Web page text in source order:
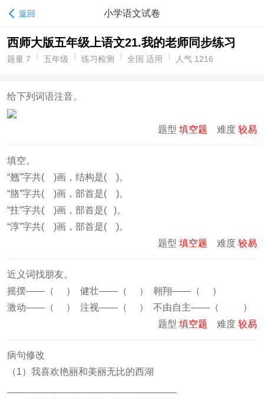
返回 小学语文试卷
西师大版五年级上语文21.我的老师同步练习
题量 7 五年级 练习检测 全国 适用 人气 1216
给下列词语注音。
题型 填空题 难度 较易
填空。
“翘”字共( )画，结构是( )。
“胳”字共( )画，部首是( )。
“拄”字共( )画，部首是( )。
“淳”字共( )画，部首是( )。
题型 填空题 难度 较易
近义词找朋友。
摇摆——（ ） 健壮——（ ） 翱翔——（ ）
激动——（ ） 注视——（ ） 不由自主——（ ）
题型 填空题 难度 较易
病句修改
（1）我喜欢艳丽和美丽无比的西湖